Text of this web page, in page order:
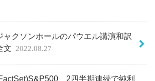
ャクソンホールのパウエル講演和訳
文
2022.08.27
、2四半期連続で純利